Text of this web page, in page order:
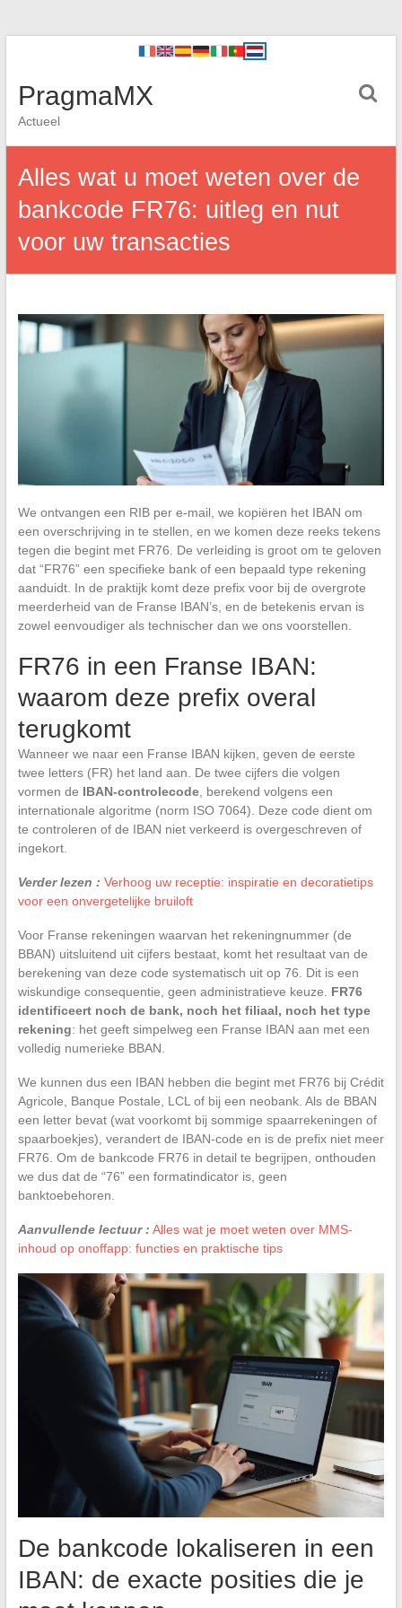
PragmaMX
Actueel
Alles wat u moet weten over de
bankcode FR76: uitleg en nut
voor uw transacties
We ontvangen een RIB per e-mail, we kopiëren het IBAN om
een overschrijving in te stellen, en we komen deze reeks tekens
tegen die begint met FR76. De verleiding is groot om te geloven
dat “FR76” een specifieke bank of een bepaald type rekening
aanduidt. In de praktijk komt deze prefix voor bij de overgrote
meerderheid van de Franse IBAN’s, en de betekenis ervan is
zowel eenvoudiger als technischer dan we ons voorstellen.
FR76 in een Franse IBAN:
waarom deze prefix overal
terugkomt
Wanneer we naar een Franse IBAN kijken, geven de eerste
twee letters (FR) het land aan. De twee cijfers die volgen
vormen de IBAN-controlecode, berekend volgens een
internationale algoritme (norm ISO 7064). Deze code dient om
te controleren of de IBAN niet verkeerd is overgeschreven of
ingekort.
Verder lezen : Verhoog uw receptie: inspiratie en decoratietips
voor een onvergetelijke bruiloft
Voor Franse rekeningen waarvan het rekeningnummer (de
BBAN) uitsluitend uit cijfers bestaat, komt het resultaat van de
berekening van deze code systematisch uit op 76. Dit is een
wiskundige consequentie, geen administratieve keuze. FR76
identificeert noch de bank, noch het filiaal, noch het type
rekening: het geeft simpelweg een Franse IBAN aan met een
volledig numerieke BBAN.
We kunnen dus een IBAN hebben die begint met FR76 bij Crédit
Agricole, Banque Postale, LCL of bij een neobank. Als de BBAN
een letter bevat (wat voorkomt bij sommige spaarrekeningen of
spaarboekjes), verandert de IBAN-code en is de prefix niet meer
FR76. Om de bankcode FR76 in detail te begrijpen, onthouden
we dus dat de “76” een formatindicator is, geen
banktoebehoren.
Aanvullende lectuur : Alles wat je moet weten over MMS-
inhoud op onoffapp: functies en praktische tips
De bankcode lokaliseren in een
IBAN: de exacte posities die je